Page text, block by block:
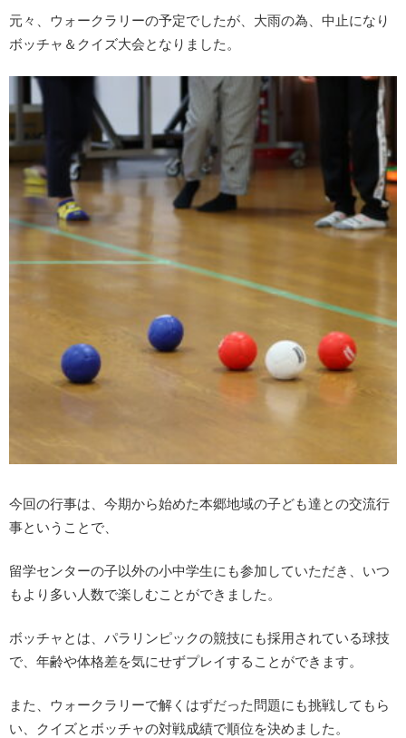
元々、ウォークラリーの予定でしたが、大雨の為、中止になり
ボッチャ＆クイズ大会となりました。
今回の行事は、今期から始めた本郷地域の子ども達との交流行
事ということで、
留学センターの子以外の小中学生にも参加していただき、いつ
もより多い人数で楽しむことができました。
ボッチャとは、パラリンピックの競技にも採用されている球技
で、年齢や体格差を気にせずプレイすることができます。
また、ウォークラリーで解くはずだった問題にも挑戦してもら
い、クイズとボッチャの対戦成績で順位を決めました。